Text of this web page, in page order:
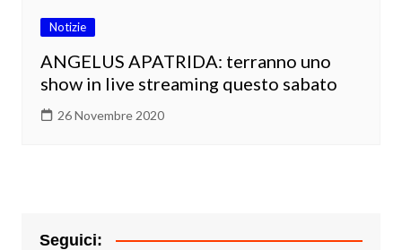
Notizie
ANGELUS APATRIDA: terranno uno
show in live streaming questo sabato
26 Novembre 2020
Seguici: